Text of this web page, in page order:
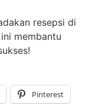
resepsi di
membantu
Pinterest